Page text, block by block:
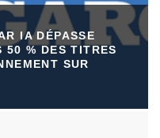
IA DÉPASSE
50 % DES TITRES
SUR